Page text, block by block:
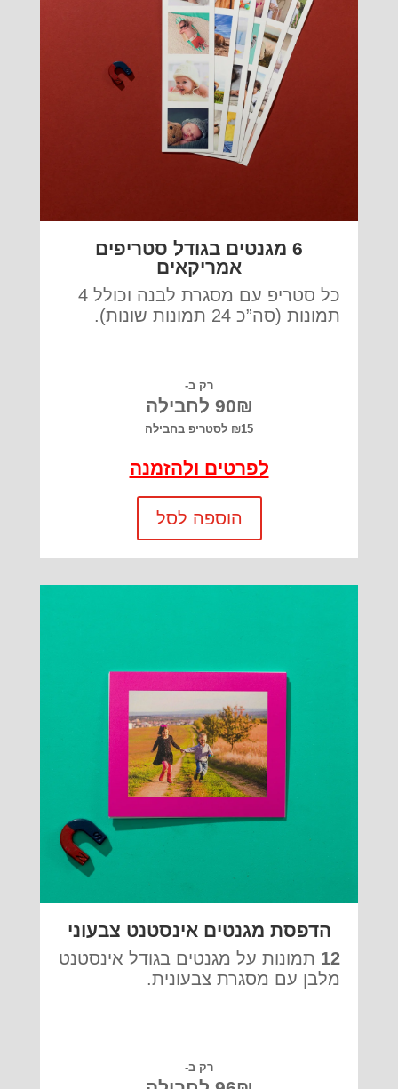
6 מגנטים בגודל סטריפים
אמריקאים
כל סטריפ עם מסגרת לבנה וכולל 4
תמונות (סה”כ 24 תמונות שונות).
רק ב-
90₪ לחבילה
₪15 לסטריפ בחבילה
לפרטים ולהזמנה
הוספה לסל
הדפסת מגנטים אינסטנט צבעוני
12 תמונות על מגנטים בגודל אינסטנט
מלבן עם מסגרת צבעונית.
רק ב-